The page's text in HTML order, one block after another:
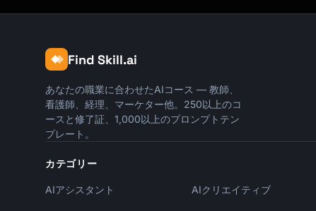
Find Skill.ai
あなたの職業に合わせたAIコース — 教師、
看護師、経理、マーケター他。250以上のコ
ースと修了証、1,000以上のプロンプトテン
プレート。
カテゴリー
AIアシスタント AIクリエイティブ